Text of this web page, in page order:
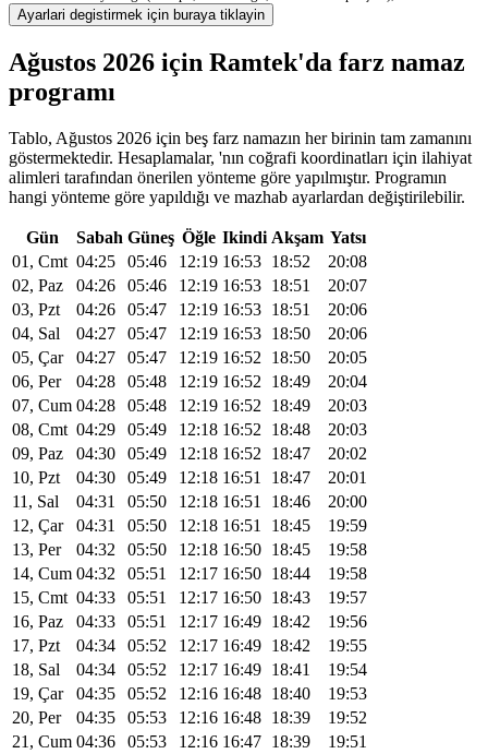
Ayarlari degistirmek için buraya tiklayin
Ağustos 2026 için Ramtek'da farz namaz
programı
Tablo, Ağustos 2026 için beş farz namazın her birinin tam zamanını
göstermektedir. Hesaplamalar, 'nın coğrafi koordinatları için ilahiyat
alimleri tarafından önerilen yönteme göre yapılmıştır. Programın
hangi yönteme göre yapıldığı ve mazhab ayarlardan değiştirilebilir.
Gün Sabah Güneş Öğle Ikindi Akşam Yatsı
01, Cmt 04:25 05:46 12:19 16:53 18:52
20:08
02, Paz
04:26 05:46 12:19 16:53 18:51
20:07
03, Pzt
04:26 05:47 12:19 16:53 18:51
20:06
04, Sal
04:27 05:47 12:19 16:53 18:50
20:06
05, Çar
04:27 05:47 12:19 16:52 18:50
20:05
06, Per
04:28 05:48 12:19 16:52 18:49
20:04
07, Cum 04:28 05:48 12:19 16:52 18:49
20:03
08, Cmt 04:29 05:49 12:18 16:52 18:48
20:03
09, Paz
04:30 05:49 12:18 16:52 18:47
20:02
10, Pzt
04:30 05:49 12:18 16:51 18:47
20:01
11, Sal
04:31 05:50 12:18 16:51 18:46
20:00
12, Çar
04:31 05:50 12:18 16:51 18:45
19:59
13, Per
04:32 05:50 12:18 16:50 18:45
19:58
14, Cum 04:32 05:51 12:17 16:50 18:44
19:58
15, Cmt 04:33 05:51 12:17 16:50 18:43
19:57
16, Paz
04:33 05:51 12:17 16:49 18:42
19:56
17, Pzt
04:34 05:52 12:17 16:49 18:42
19:55
18, Sal
04:34 05:52 12:17 16:49 18:41
19:54
19, Çar
04:35 05:52 12:16 16:48 18:40
19:53
20, Per
04:35 05:53 12:16 16:48 18:39
19:52
21, Cum 04:36 05:53 12:16 16:47 18:39 19:51